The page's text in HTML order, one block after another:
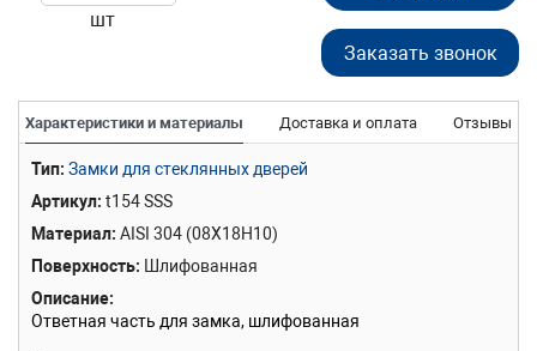
шт
Заказать звонок
Характеристики и материалы Доставка и оплата Отзывы
Тип Замки для стеклянных дверей
Артикул t154 SSS
Материал AISI 304 (08Х18Н10)
Поверхность
Шлифованная
Описание
Ответная часть для замка, шлифованная